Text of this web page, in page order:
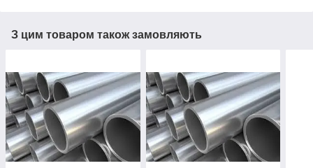
З цим товаром також замовляють